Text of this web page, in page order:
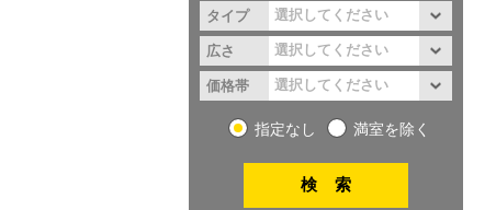
タイプ
広さ
価格帯
指定なし 満室を除く